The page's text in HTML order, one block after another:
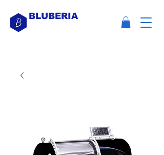
BLUBERIA